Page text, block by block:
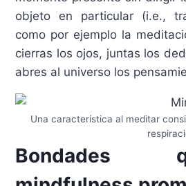
objeto en particular (i.e.,
como por ejemplo la
cierras los ojos, juntas los
abres al universo los
Una característica al meditar